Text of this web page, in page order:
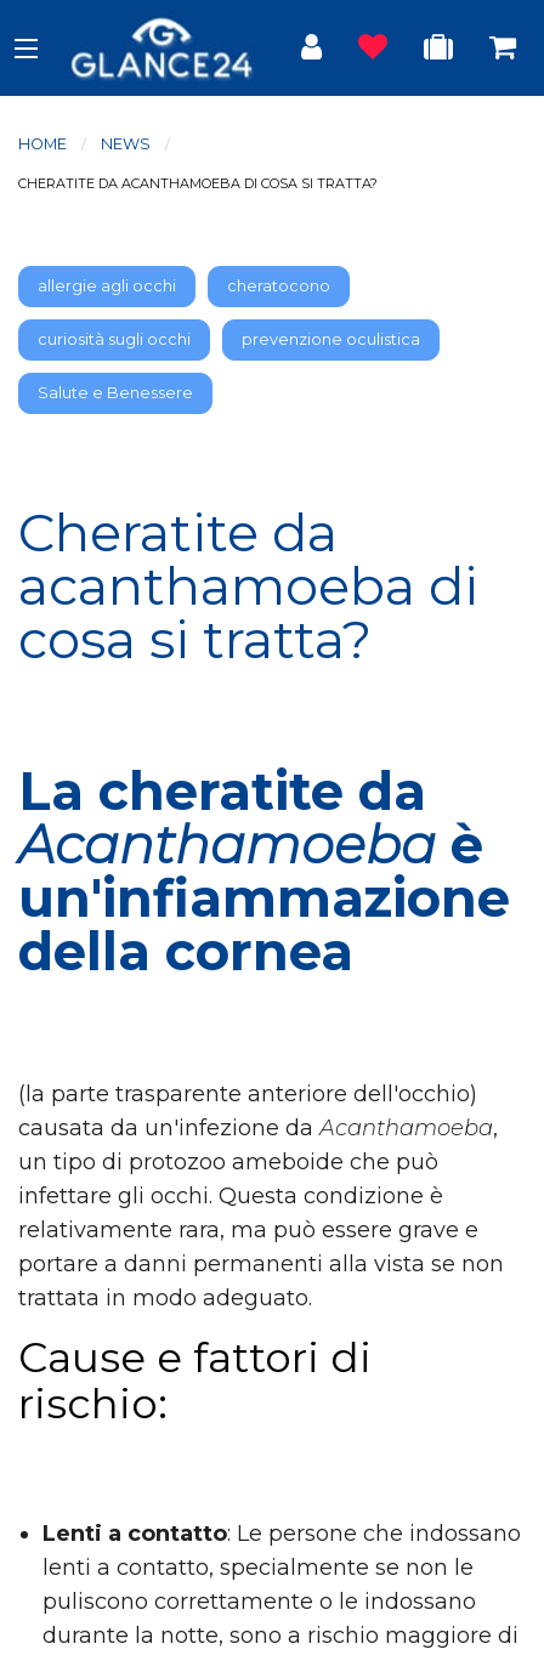
HOME NEWS
CURRENT:
CHERATITE DA ACANTHAMOEBA DI COSA SI TRATTA?
allergie agli occhi cheratocono
curiosità sugli occhi prevenzione oculistica
Salute e Benessere
Cheratite da
acanthamoeba di
cosa si tratta?
La cheratite da
Acanthamoeba è
un'infiammazione
della cornea
(la parte trasparente anteriore dell'occhio)
causata da un'infezione daAcanthamoeba,
un tipo di protozoo ameboide che può
infettare gli occhi. Questa condizione è
relativamente rara, ma può essere grave e
portare a danni permanenti alla vista se non
trattata in modo adeguato.
Cause e fattori di
rischio:
Lenti a contatto: Le persone che indossano
lenti a contatto, specialmente se non le
puliscono correttamente o le indossano
durante la notte, sono a rischio maggiore di